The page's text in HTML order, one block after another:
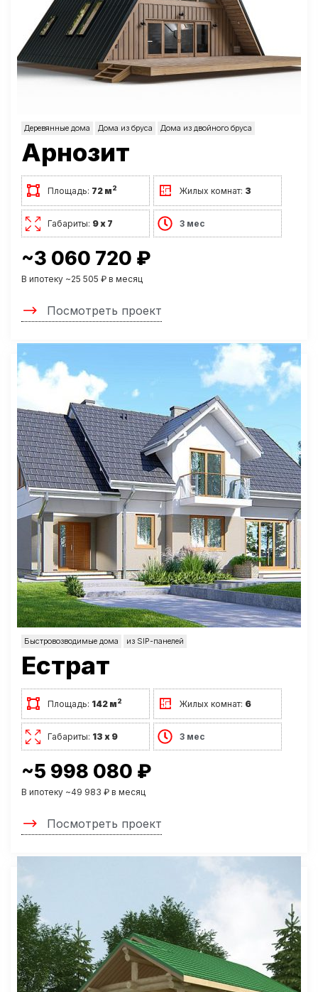
Деревянные дома Дома из бруса Дома из двойного бруса
Арнозит
Площадь: 72 м2 Жилых комнат: 3
Габариты: 9 х 7 3 мес
~3 060 720 ₽
В ипотеку ~25 505 ₽ в месяц
Посмотреть проект
Быстровозводимые дома из SIP-панелей
Естрат
Площадь: 142 м2 Жилых комнат: 6
Габариты: 13 х 9 3 мес
~5 998 080 ₽
В ипотеку ~49 983 ₽ в месяц
Посмотреть проект